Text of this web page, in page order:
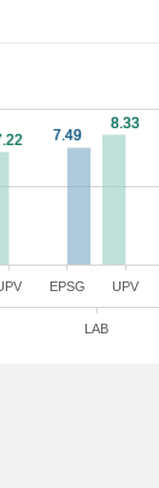
EPSG UPV
LAB